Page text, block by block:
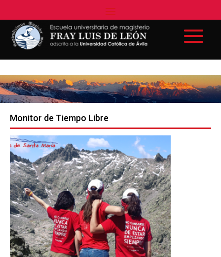
Monitor de Tiempo Libre